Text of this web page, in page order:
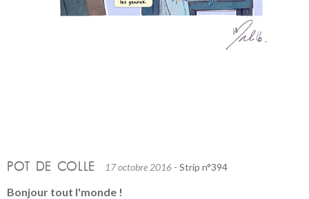
POT DE COLLE 17 octobre 2016 - Strip n°394
Bonjour tout l'monde !